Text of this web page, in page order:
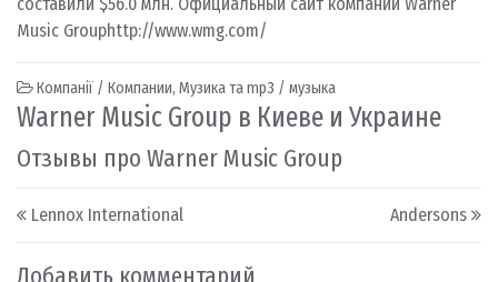
Music Grouphttp://www.wmg.com/
Компанії / Компании, Музика та mp3 / музыка
Warner Music Group в Киеве и Украине
Отзывы про Warner Music Group
Post navigation
Lennox International Andersons
Добавить комментарий